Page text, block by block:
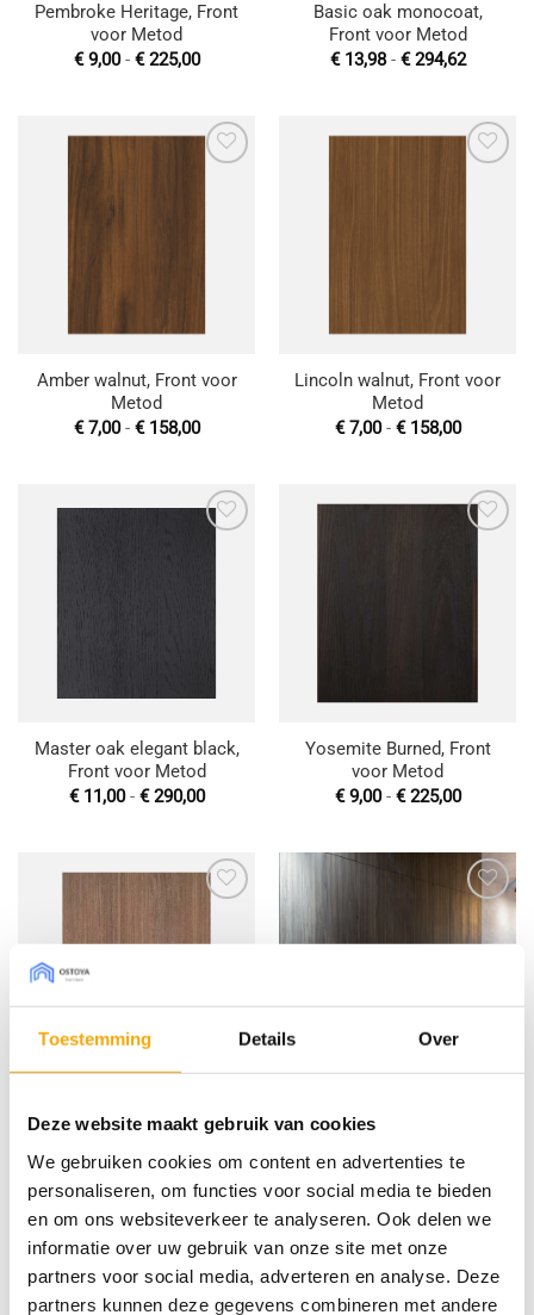
Toestemming Details Over
Deze website maakt gebruik van cookies
We gebruiken cookies om content en advertenties te
personaliseren, om functies voor social media te bieden
en om ons websiteverkeer te analyseren. Ook delen we
informatie over uw gebruik van onze site met onze
partners voor social media, adverteren en analyse. Deze
partners kunnen deze gegevens combineren met andere
Pembroke Heritage, Front
voor Metod
€9,00 - €225,00Prijsklasse:
Basic oak monocoat,
Front voor Metod
€13,98 - €294,62
Amber walnut, Front voor
Metod
€7,00 - €158,00Prijsklasse:
Lincoln walnut, Front voor
Metod
€7,00 - €158,00
Master oak elegant black,
Front voor Metod
€11,00 - €290,00Prijsklasse:
Yosemite Burned, Front
voor Metod
€9,00 - €225,00
Sable Nuvolari, Front voor
€9,00 - € 225,00Prijsklasse:
€ 9,00
tot
€ 225,00
aan
Esperia Madrid, Front voor
€9,00 - €225,00
€ 9,00
tot
€ 225,00
Toevoegen
aan
Toevoegen
aan